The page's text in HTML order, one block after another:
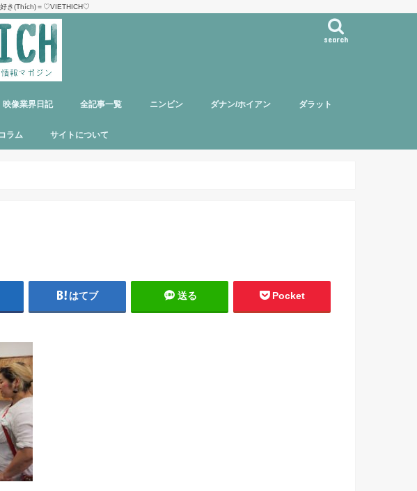
好き(Thích)＝♡VIETHICH♡
search
映像業界日記 全記事一覧 ニンビン ダナン/ホイアン ダラット
コラム サイトについて
はてブ 送る Pocket